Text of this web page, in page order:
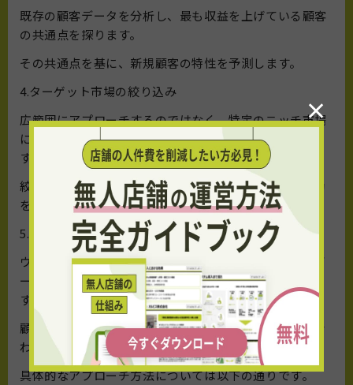
既存の顧客データを分析し、最も収益を上げている顧客
の共通点を探ります。
その共通点を基に、新規顧客の特性を予測します。
4.ターゲット市場の絞り込み
広範囲にアプローチするのではなく、特定のニッチ市場
に焦点を当てることで、効率的にリソースを活用しま
す。
絞り込んだ市場に対して、集中したマーケティング活動
を展開します。
5.顧客の行動分析
ウェブサイトのアクセス解析やソーシャルメディアのデ
ータを活用し、顧客の興味や行動パターンを把握しま
す。
顧客のニーズや関心を理解することで、ターゲットに合
わせたアプローチが可能となります。
具体的なアプローチ方法については以下の通りです。
×